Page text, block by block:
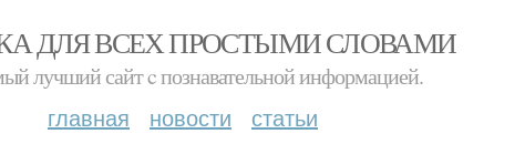
ДЛЯ ВСЕХ ПРОСТЫМИ СЛОВАМИ
лучший сайт c познавательной информацией.
главная новости статьи